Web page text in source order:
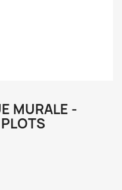
MURALE -